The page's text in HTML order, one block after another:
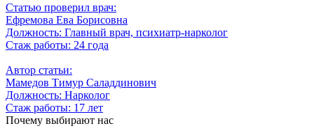
Статью проверил врач:
Ефремова Ева Борисовна
Должность: Главный врач, психиатр-нарколог
Стаж работы: 24 года
Автор статьи:
Мамедов Тимур Саладдинович
Должность: Нарколог
Стаж работы: 17 лет
Почему выбирают нас